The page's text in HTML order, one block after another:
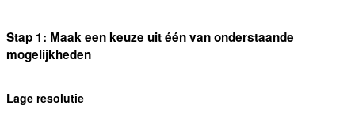
Stap 1: Maak een keuze uit één van onderstaande
mogelijkheden
Lage resolutie